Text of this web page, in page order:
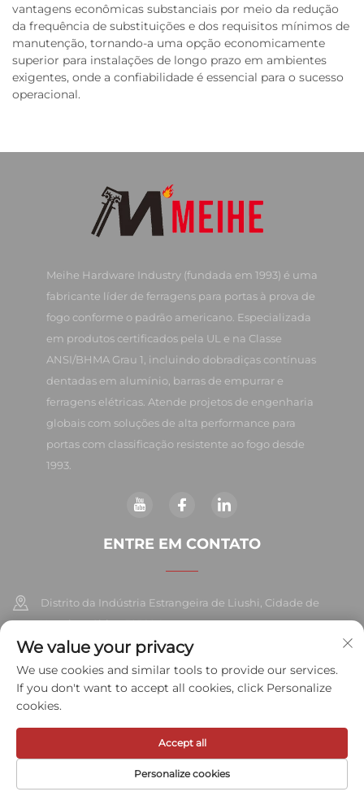
vantagens econômicas substanciais por meio da redução
da frequência de substituições e dos requisitos mínimos de
manutenção, tornando-a uma opção economicamente
superior para instalações de longo prazo em ambientes
exigentes, onde a confiabilidade é essencial para o sucesso
operacional.
Meihe Hardware Industry (fundada em 1993) é uma
fabricante líder de ferragens para portas à prova de
fogo conforme o padrão americano. Especializada
em produtos certificados pela UL e na Classe
ANSI/BHMA Grau 1, incluindo dobradiças contínuas
dentadas em alumínio, barras de empurrar e
ferragens elétricas. Atende projetos de engenharia
globais com soluções de alta performance para
portas com classificação resistente ao fogo desde
1993.
ENTRE EM CONTATO
Distrito da Indústria Estrangeira de Liushi, Cidade de
Yueqing, China 325604
+86-577-57572007
[email protected]
Direitos autorais © 2026 Meihe Hardware Industry Co., Ltd. Todos os
direitos reservados. Política de Privacidade
We value your privacy
We use cookies and similar tools to provide our services.
If you don't want to accept all cookies, click Personalize
cookies.
Personalize cookies
Accept all